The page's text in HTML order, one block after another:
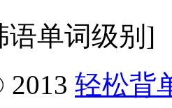
语单词级别]
2013 轻松背